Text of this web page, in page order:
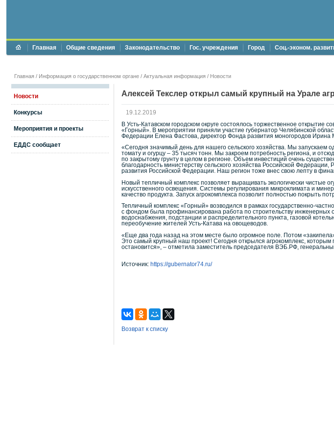
Главная Общие сведения Законодательство Гос. учреждения Город Соц.-эконом.
Главная / Информация о государственном органе / Актуальная информация / Новости
Новости
Конкурсы
Мероприятия и проекты
ЕДДС сообщает
Алексей Текслер открыл самый крупный на Урале
19.12.2019
В Усть-Катавском городском округе состоялось торжественное
«Горный». В мероприятии приняли участие губернатор Челябинской
Федерации Елена Фастова, директор Фонда развития моногородов
«Сегодня значимый день для нашего сельского хозяйства. Мы
томату и огурцу – 35 тысяч тонн. Мы закроем потребность региона, и
по закрытому грунту в целом в регионе. Объем инвестиций очень
благодарность министерству сельского хозяйства Российской
развития Российской Федерации. Наш регион тоже внес свою лепту в
Новый тепличный комплекс позволяет выращивать экологически чистые
искусственного освещения. Системы регулирования микроклимата и
качество продукта. Запуск агрокомплекса позволит полностью покрыть
Тепличный комплекс «Горный» возводился в рамках государственно-
с фондом была профинансирована работа по строительству инженерных
водоснабжения, подстанции и распределительного пункта, газовой
переобучение жителей Усть-Катава на овощеводов.
«Еще два года назад на этом месте было огромное поле. Потом
Это самый крупный наш проект! Сегодня открылся агрокомплекс,
остановится», – отметила заместитель председателя ВЭБ.РФ,
Источник: https://gubernator74.ru/
Возврат к списку